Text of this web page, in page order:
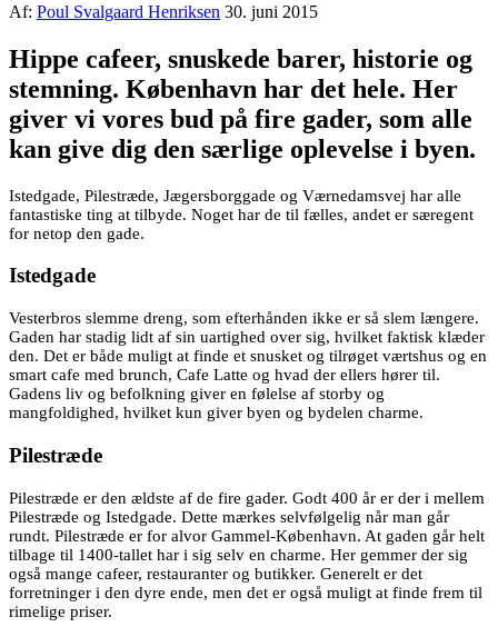
Af: Poul Svalgaard Henriksen 30. juni 2015
Hippe cafeer, snuskede barer, historie og
stemning. København har det hele. Her
giver vi vores bud på fire gader, som alle
kan give dig den særlige oplevelse i byen.
Istedgade, Pilestræde, Jægersborggade og Værnedamsvej har alle
fantastiske ting at tilbyde. Noget har de til fælles, andet er særegent
for netop den gade.
Istedgade
Vesterbros slemme dreng, som efterhånden ikke er så slem længere.
Gaden har stadig lidt af sin uartighed over sig, hvilket faktisk klæder
den. Det er både muligt at finde et snusket og tilrøget værtshus og en
smart cafe med brunch, Cafe Latte og hvad der ellers hører til.
Gadens liv og befolkning giver en følelse af storby og
mangfoldighed, hvilket kun giver byen og bydelen charme.
Pilestræde
Pilestræde er den ældste af de fire gader. Godt 400 år er der i mellem
Pilestræde og Istedgade. Dette mærkes selvfølgelig når man går
rundt. Pilestræde er for alvor Gammel-København. At gaden går helt
tilbage til 1400-tallet har i sig selv en charme. Her gemmer der sig
også mange cafeer, restauranter og butikker. Generelt er det
forretninger i den dyre ende, men det er også muligt at finde frem til
rimelige priser.